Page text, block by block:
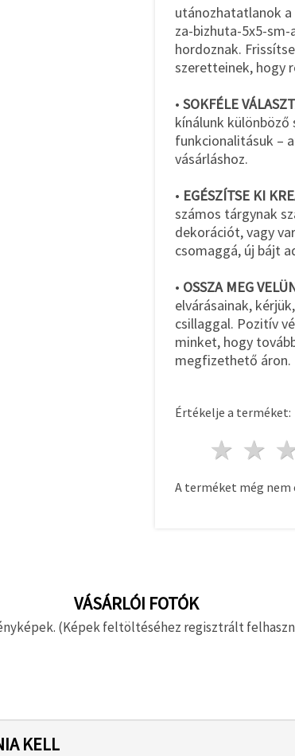
utánozhatatlanok a
za-bizhuta-5x5-
hordoznak.
szeretteinek, hogy
• SOKFÉLE
kínálunk különböző
funkcionalitásuk –
vásárláshoz.
• EGÉSZÍTSE KI
számos tárgynak
dekorációt, vagy
csomaggá, új bájt
• OSSZA MEG
elvárásainak,
csillaggal. Pozitív
minket, hogy
megfizethető áron.
Értékelje a terméket:
2
1
A terméket még
VÁSÁRLÓI FOTÓK
(Képek feltöltéséhez regisztrált
KELL